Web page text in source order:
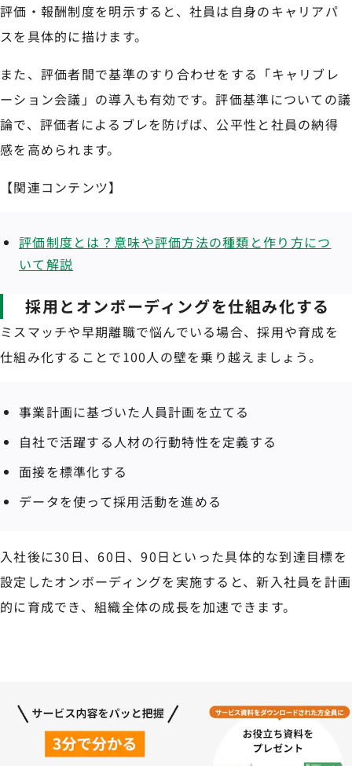
評価・報酬制度を明示すると、社員は自身のキャリアパ
スを具体的に描けます。
また、評価者間で基準のすり合わせをする「キャリブレ
ーション会議」の導入も有効です。評価基準についての議
論で、評価者によるブレを防げば、公平性と社員の納得
感を高められます。
【関連コンテンツ】
評価制度とは？意味や評価方法の種類と作り方につ
いて解説
採用とオンボーディングを仕組み化する
ミスマッチや早期離職で悩んでいる場合、採用や育成を
仕組み化することで100人の壁を乗り越えましょう。
事業計画に基づいた人員計画を立てる
自社で活躍する人材の行動特性を定義する
面接を標準化する
データを使って採用活動を進める
入社後に30日、60日、90日といった具体的な到達目標を
設定したオンボーディングを実施すると、新入社員を計画
的に育成でき、組織全体の成長を加速できます。